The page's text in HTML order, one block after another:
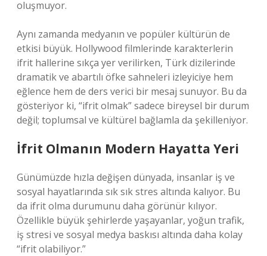
oluşmuyor.
Aynı zamanda medyanın ve popüler kültürün de
etkisi büyük. Hollywood filmlerinde karakterlerin
ifrit hallerine sıkça yer verilirken, Türk dizilerinde
dramatik ve abartılı öfke sahneleri izleyiciye hem
eğlence hem de ders verici bir mesaj sunuyor. Bu da
gösteriyor ki, “ifrit olmak” sadece bireysel bir durum
değil; toplumsal ve kültürel bağlamla da şekilleniyor.
İfrit Olmanın Modern Hayatta Yeri
Günümüzde hızla değişen dünyada, insanlar iş ve
sosyal hayatlarında sık sık stres altında kalıyor. Bu
da ifrit olma durumunu daha görünür kılıyor.
Özellikle büyük şehirlerde yaşayanlar, yoğun trafik,
iş stresi ve sosyal medya baskısı altında daha kolay
“ifrit olabiliyor.”